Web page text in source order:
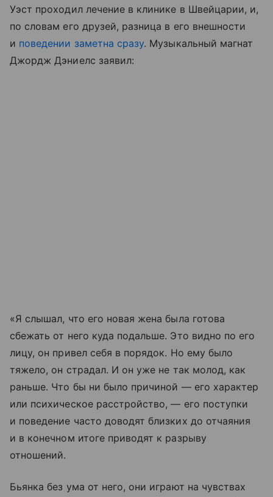
Уэст проходил лечение в клинике в Швейцарии, и,
по словам его друзей, разница в его внешности
и поведении заметна сразу. Музыкальный магнат
Джордж Дэниелс заявил:
«Я слышал, что его новая жена была готова
сбежать от него куда подальше. Это видно по его
лицу, он привел себя в порядок. Но ему было
тяжело, он страдал. И он уже не так молод, как
раньше. Что бы ни было причиной — его характер
или психическое расстройство, — его поступки
и поведение часто доводят близких до отчаяния
и в конечном итоге приводят к разрыву
отношений.
Бьянка без ума от него, они играют на чувствах